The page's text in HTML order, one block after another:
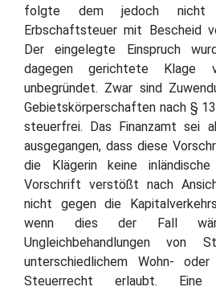
folgte dem jedoch
Erbschaftsteuer mit Bescheid
Der eingelegte Einspruch
dagegen gerichtete
unbegründet. Zwar sind
Gebietskörperschaften nach §
steuerfrei. Das Finanzamt sei
ausgegangen, dass diese
die Klägerin keine
Vorschrift verstößt nach
nicht gegen die
wenn dies der Fall
Ungleichbehandlungen von
unterschiedlichem Wohn-
Steuerrecht erlaubt. Eine